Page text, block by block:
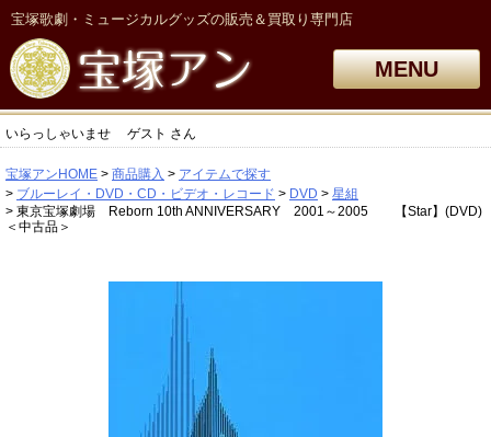
宝塚歌劇・ミュージカルグッズの販売＆買取り専門店
MENU
いらっしゃいませ ゲスト さん
宝塚アンHOME 商品購入
アイテムで探す
ブルーレイ・DVD・CD・ビデオ・レコード
DVD
星組
東京宝塚劇場 Reborn 10th ANNIVERSARY 2001～2005 【Star】(DVD)
＜中古品＞